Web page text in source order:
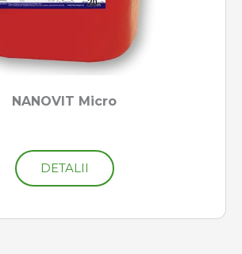
NANOVIT Micro
DETALII